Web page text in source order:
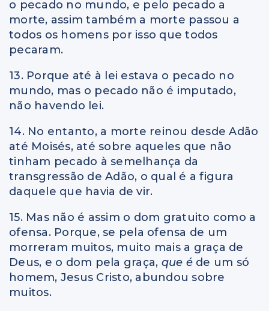
o pecado no mundo, e pelo pecado a
morte, assim também a morte passou a
todos os homens por isso que todos
pecaram.
13. Porque até à lei estava o pecado no
mundo, mas o pecado não é imputado,
não havendo lei.
14. No entanto, a morte reinou desde Adão
até Moisés, até sobre aqueles que não
tinham pecado à semelhança da
transgressão de Adão, o qual é a figura
daquele que havia de vir.
15. Mas não é assim o dom gratuito como a
ofensa. Porque, se pela ofensa de um
morreram muitos, muito mais a graça de
Deus, e o dom pela graça, que é de um só
homem, Jesus Cristo, abundou sobre
muitos.